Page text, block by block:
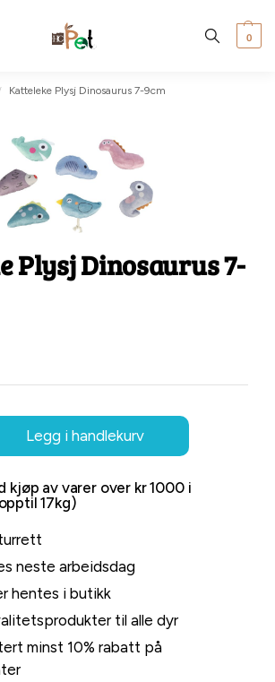
0
/ Katteleke Plysj Dinosaurus 7-9cm
Plysj Dinosaurus 7-
Legg i handlekurv
kjøp av varer over kr 1000 i
17kg)
neste arbeidsdag
hentes i butikk
til alle dyr
minst 10% rabatt på